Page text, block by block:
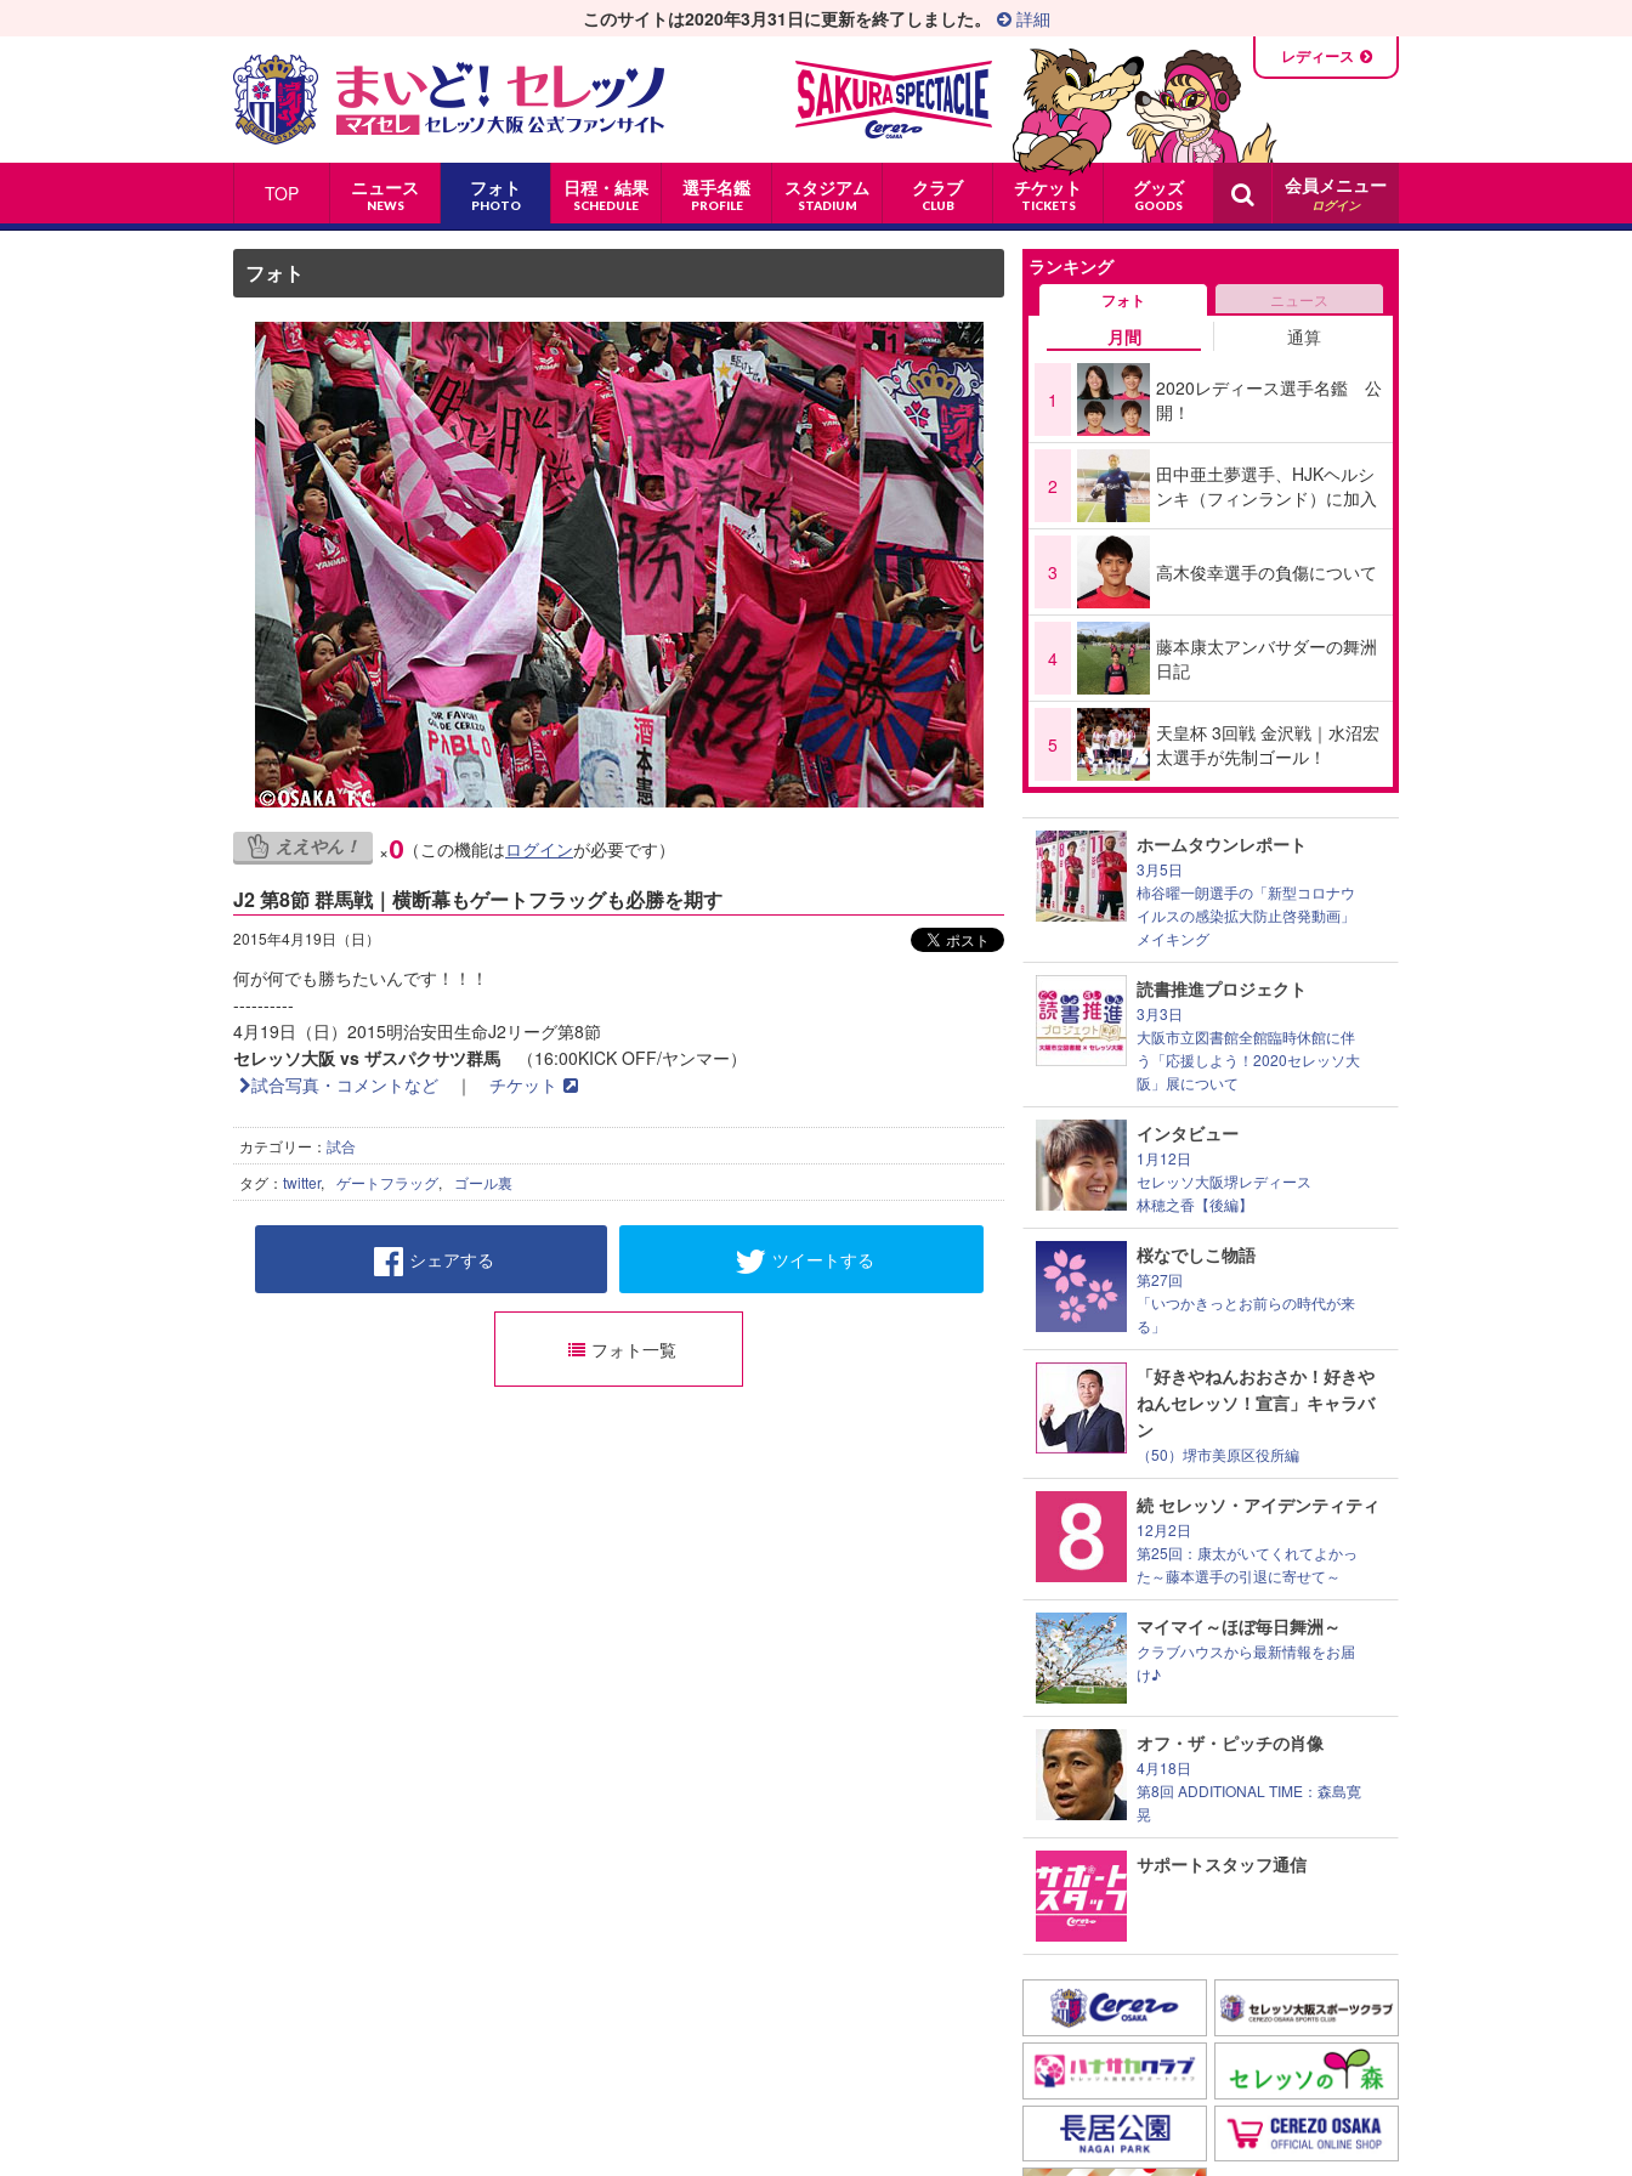
TOP ニュース
NEWS
フォト
PHOTO
日程・結果
SCHEDULE
選手名鑑
PROFILE
スタジアム
STADIUM
クラブ
CLUB
チケット
TICKETS
グッズ
GOODS
このサイトは2020年3月31日に更新を終了しました。 詳細
レディース
会員メニュー
ログイン
フォト
ええやん！ ×0 （この機能はログインが必要です）
J2 第8節 群馬戦｜横断幕もゲートフラッグも必勝を期す
2015年4月19日（日）
何が何でも勝ちたいんです！！！
----------
4月19日（日）2015明治安田生命J2リーグ第8節
セレッソ大阪 vs ザスパクサツ群馬 （16:00KICK OFF/ヤンマー）
試合写真・コメントなど ｜ チケット
カテゴリー： 試合
タグ： twitter, ゲートフラッグ, ゴール裏
シェアする ツイートする
フォト一覧
ランキング
フォト ニュース
月間 通算
1
2020レディース選手名鑑 公
開！
2
田中亜土夢選手、HJKヘルシ
ンキ（フィンランド）に加入
3 高木俊幸選手の負傷について
4
藤本康太アンバサダーの舞洲
日記
5
天皇杯 3回戦 金沢戦｜水沼宏
太選手が先制ゴール！
ホームタウンレポート
3月5日
柿谷曜一朗選手の「新型コロナウ
イルスの感染拡大防止啓発動画」
メイキング
読書推進プロジェクト
3月3日
大阪市立図書館全館臨時休館に伴
う「応援しよう！2020セレッソ大
阪」展について
インタビュー
1月12日
セレッソ大阪堺レディース
林穂之香【後編】
桜なでしこ物語
第27回
「いつかきっとお前らの時代が来
る」
「好きやねんおおさか！好きや
ねんセレッソ！宣言」キャラバ
ン
（50）堺市美原区役所編
続 セレッソ・アイデンティティ
12月2日
第25回：康太がいてくれてよかっ
た～藤本選手の引退に寄せて～
マイマイ～ほぼ毎日舞洲～
クラブハウスから最新情報をお届
け♪
オフ・ザ・ピッチの肖像
4月18日
第8回 ADDITIONAL TIME：森島寛
晃
サポートスタッフ通信